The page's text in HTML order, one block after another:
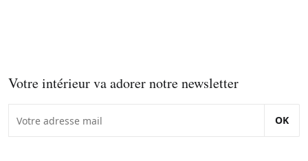
Votre intérieur va adorer notre newsletter
OK